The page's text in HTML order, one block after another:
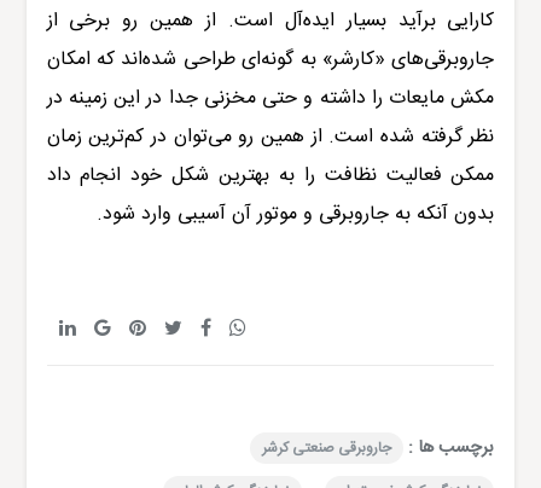
کارایی برآید بسیار ایده‌آل است. از همین رو برخی از
جاروبرقی‌های «کارشر» به گونه‌ای طراحی شده‌اند که امکان
مکش مایعات را داشته و حتی مخزنی جدا در این زمینه در
نظر گرفته شده است. از همین رو می‌توان در کم‌ترین زمان
ممکن فعالیت نظافت را به بهترین شکل خود انجام داد
بدون آنکه به جاروبرقی و موتور آن آسیبی وارد شود.
برچسب ها :
جاروبرقی صنعتی کرشر